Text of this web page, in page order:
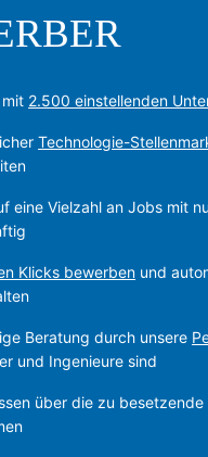
2.500 einstellenden
Technologie-
eine Vielzahl an Jobs mit
Klicks bewerben und
Beratung durch unsere
und Ingenieure sind
über die zu